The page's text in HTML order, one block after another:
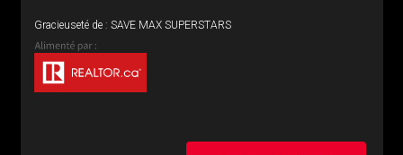
Gracieuseté de : SAVE MAX SUPERSTARS